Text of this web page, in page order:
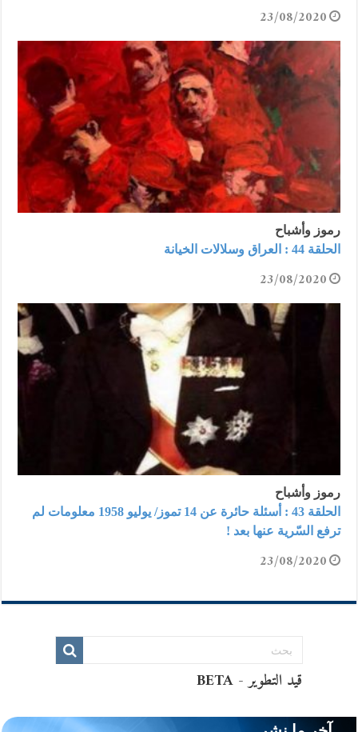
23/08/2020
رموز وأشباح
الحلقة 44 : العراق وسلالات الخيانة
23/08/2020
رموز وأشباح
الحلقة 43 : أسئلة حائرة عن 14 تموز/ يوليو 1958 معلومات لم
ترفع السّرية عنها بعد !
23/08/2020